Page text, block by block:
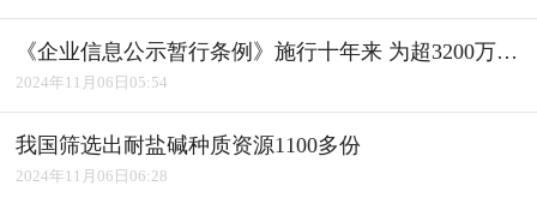
《企业信息公示暂行条例》施行十年来 为超3200万户经营主体修复信用
2024年11月06日05:54
我国筛选出耐盐碱种质资源1100多份
2024年11月06日06:28